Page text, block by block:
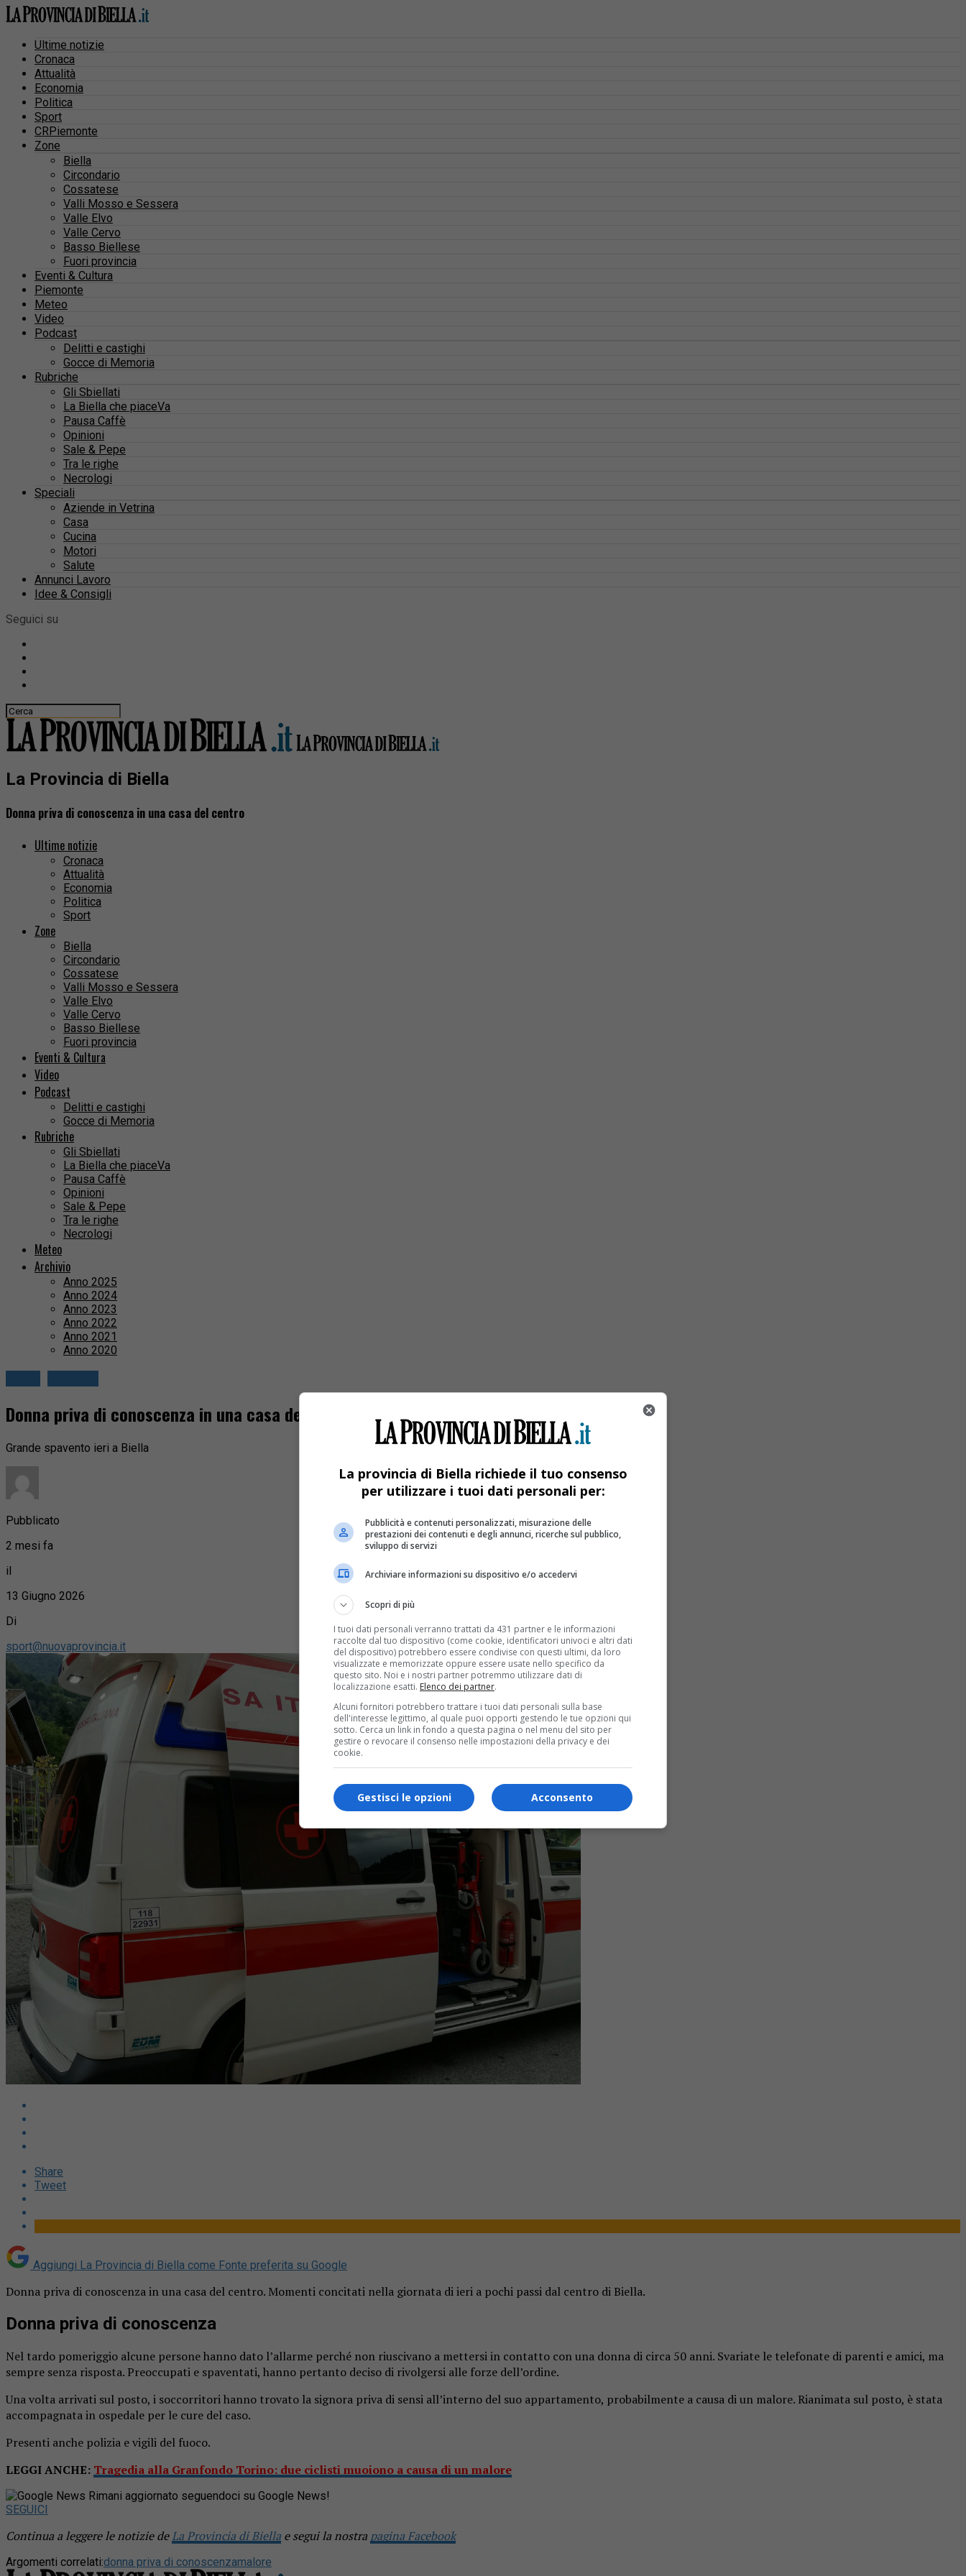
Ultime notizie
Cronaca
Attualità
Economia
Politica
Sport
CRPiemonte
Zone
Biella
Circondario
Cossatese
Valli Mosso e Sessera
Valle Elvo
Valle Cervo
Basso Biellese
Fuori provincia
Eventi & Cultura
Piemonte
Meteo
Video
Podcast
Delitti e castighi
Gocce di Memoria
Rubriche
Gli Sbiellati
La Biella che piaceVa
Pausa Caffè
Opinioni
Sale & Pepe
Tra le righe
Necrologi
Speciali
Aziende in Vetrina
Casa
Cucina
Motori
Salute
Annunci Lavoro
Idee & Consigli
Seguici su
La Provincia di Biella
Donna priva di conoscenza in una casa del centro
Ultime notizie
Cronaca
Attualità
Economia
Politica
Sport
Zone
Biella
Circondario
Cossatese
Valli Mosso e Sessera
Valle Elvo
Valle Cervo
Basso Biellese
Fuori provincia
Eventi & Cultura
Video
Podcast
Delitti e castighi
Gocce di Memoria
Rubriche
Gli Sbiellati
La Biella che piaceVa
Pausa Caffè
Opinioni
Sale & Pepe
Tra le righe
Necrologi
Meteo
Archivio
Anno 2025
Anno 2024
Anno 2023
Anno 2022
Anno 2021
Anno 2020
Donna priva di conoscenza in una casa del centro
Grande spavento ieri a Biella
Pubblicato
2 mesi fa
il
13 Giugno 2026
Di
sport@nuovaprovincia.it
Share
Tweet
Aggiungi La Provincia di Biella come Fonte preferita su Google
Donna priva di conoscenza in una casa del centro. Momenti concitati nella giornata di ieri a pochi passi dal centro di Biella.
Donna priva di conoscenza
Nel tardo pomeriggio alcune persone hanno dato l’allarme perché non riuscivano a mettersi in contatto con una donna di circa 50 anni. Svariate le telefonate di parenti e amici, ma
sempre senza risposta. Preoccupati e spaventati, hanno pertanto deciso di rivolgersi alle forze dell’ordine.
Una volta arrivati sul posto, i soccorritori hanno trovato la signora priva di sensi all’interno del suo appartamento, probabilmente a causa di un malore. Rianimata sul posto, è stata
accompagnata in ospedale per le cure del caso.
Presenti anche polizia e vigili del fuoco.
LEGGI ANCHE: Tragedia alla Granfondo Torino: due ciclisti muoiono a causa di un malore
Rimani aggiornato seguendoci su Google News!
SEGUICI
Continua a leggere le notizie deLa Provincia di Biella e segui la nostra pagina Facebook
Argomenti correlati:donna priva di conoscenzamalore
La provincia di Biella richiede il tuo consenso
per utilizzare i tuoi dati personali per:
Pubblicità e contenuti personalizzati, misurazione delle
prestazioni dei contenuti e degli annunci, ricerche sul pubblico,
sviluppo di servizi
Archiviare informazioni su dispositivo e/o accedervi
Scopri di più
I tuoi dati personali verranno trattati da 431 partner e le informazioni
raccolte dal tuo dispositivo (come cookie, identificatori univoci e altri dati
del dispositivo) potrebbero essere condivise con questi ultimi, da loro
visualizzate e memorizzate oppure essere usate nello specifico da
questo sito. Noi e i nostri partner potremmo utilizzare dati di
localizzazione esatti. Elenco dei partner.
Alcuni fornitori potrebbero trattare i tuoi dati personali sulla base
dell'interesse legittimo, al quale puoi opporti gestendo le tue opzioni qui
sotto. Cerca un link in fondo a questa pagina o nel menu del sito per
gestire o revocare il consenso nelle impostazioni della privacy e dei
cookie.
Acconsento
Gestisci le opzioni